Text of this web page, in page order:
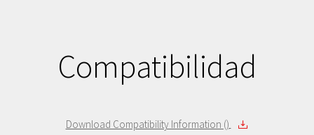
Compatibilidad
Download Compatibility Information ()